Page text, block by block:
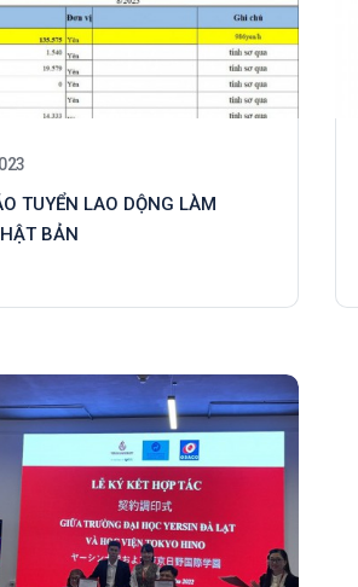
TUYỂN LAO DỘNG LÀM
BẢN